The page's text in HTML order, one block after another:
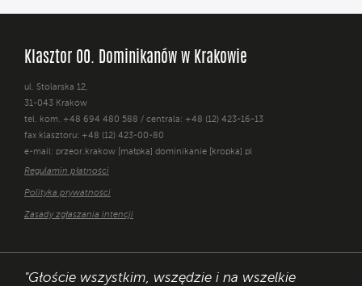
Klasztor OO. Dominikanów w Krakowie
ul. Stolarska 12,
31-043 Kraków
tel. kom. +48 694 480 588 / centrala: +48 (12) 423-16-13
fax klasztoru: +48 (12) 423-00-80
e-mail: przeor.krakow [małpka] dominikanie [kropka] pl
Regulamin płatności
Polityka prywatności
Zasady zgłaszania intencji
"Głoście wszystkim, wszędzie i na wszelkie